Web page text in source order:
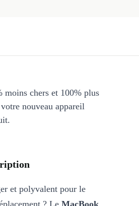
moins chers et 100% plus
nouveau appareil
et polyvalent pour le